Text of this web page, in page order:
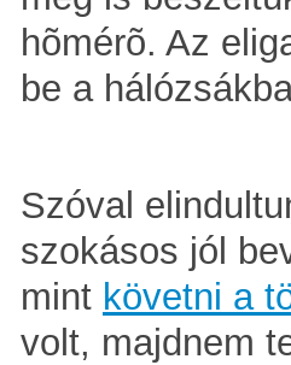
hõmérõ. Az
be a
Szóval
szokásos jól
mint követni a
volt, majdnem